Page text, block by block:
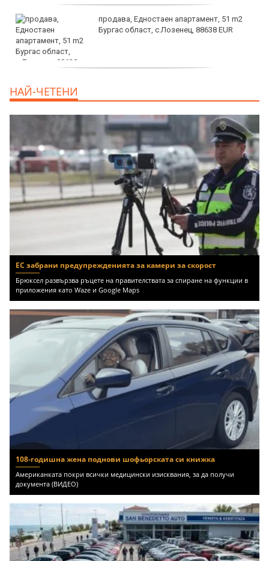
продава, Едностаен апартамент, 51 m2
Бургас област, с.Лозенец, 88638 EUR
EUR
НАЙ-ЧЕТЕНИ
ЕС забрани предупрежденията за камери за скорост
Брюксел развързва ръцете на правителствата за спиране на функции в
приложения като Waze и Google Maps
108-годишна жена поднови шофьорската си книжка
Американката покри всички медицински изисквания, за да получи
документа (ВИДЕО)